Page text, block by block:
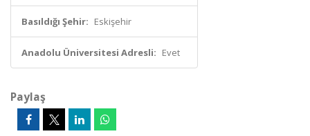
Basıldığı Şehir: Eskişehir
Anadolu Üniversitesi Adresli: Evet
Paylaş